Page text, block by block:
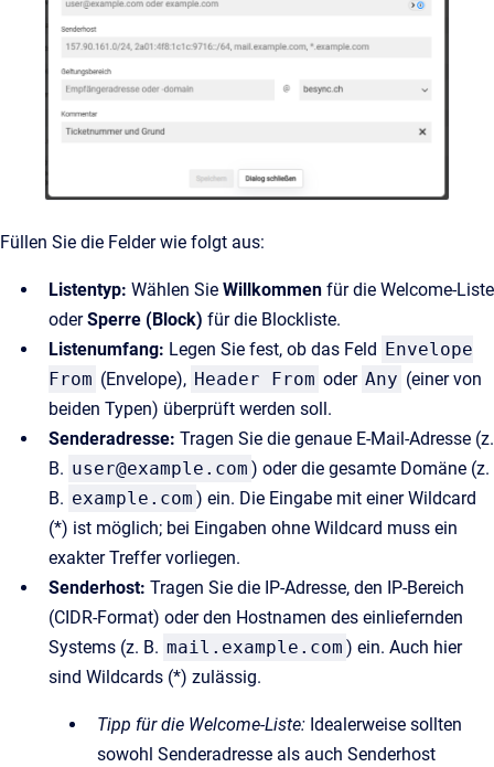
Füllen Sie die Felder wie folgt aus:
Listentyp: Wählen Sie Willkommen für die Welcome-Liste
oderSperre (Block) für die Blockliste.
Listenumfang: Legen Sie fest, ob das Feld
Envelope
From (Envelope), Header From oder Any (einer von
beiden Typen) überprüft werden soll.
Senderadresse: Tragen Sie die genaue E-Mail-Adresse (z.
B. user@example.com ) oder die gesamte Domäne (z.
B. example.com ) ein. Die Eingabe mit einer Wildcard
(*) ist möglich; bei Eingaben ohne Wildcard muss ein
exakter Treffer vorliegen.
Senderhost: Tragen Sie die IP-Adresse, den IP-Bereich
(CIDR-Format) oder den Hostnamen des einliefernden
Systems (z. B. mail.example.com ) ein. Auch hier
sind Wildcards (*) zulässig.
Tipp für die Welcome-Liste: Idealerweise sollten
sowohl Senderadresse als auch Senderhost